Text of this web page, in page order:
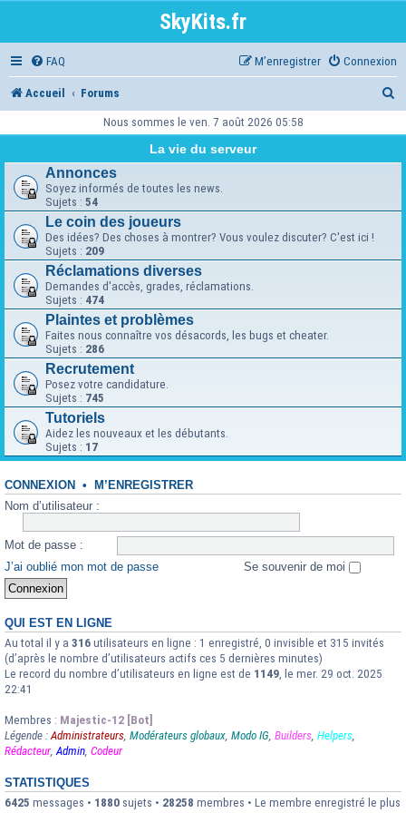
SkyKits.fr
FAQ Connexion
M’enregistrer
Accueil Forums
Nous sommes le ven. 7 août 2026 05:58
La vie du serveur
Annonces
Soyez informés de toutes les news.
Sujets : 54
Le coin des joueurs
Des idées? Des choses à montrer? Vous voulez discuter? C'est ici !
Sujets : 209
Réclamations diverses
Demandes d'accès, grades, réclamations.
Sujets : 474
Plaintes et problèmes
Faites nous connaître vos désacords, les bugs et cheater.
Sujets : 286
Recrutement
Posez votre candidature.
Sujets : 745
Tutoriels
Aidez les nouveaux et les débutants.
Sujets : 17
CONNEXION • M’ENREGISTRER
Nom d’utilisateur :
Mot de passe :
J’ai oublié mon mot de passe
Se souvenir de moi
QUI EST EN LIGNE
Au total il y a 316 utilisateurs en ligne : 1 enregistré, 0 invisible et 315 invités
(d’après le nombre d’utilisateurs actifs ces 5 dernières minutes)
Le record du nombre d’utilisateurs en ligne est de 1149, le mer. 29 oct. 2025
22:41
Membres : Majestic-12 [Bot]
Légende :Administrateurs, Modérateurs globaux, Modo IG, Builders, Helpers,
Rédacteur,Admin, Codeur
STATISTIQUES
6425 messages • 1880 sujets • 28258 membres • Le membre enregistré le plus